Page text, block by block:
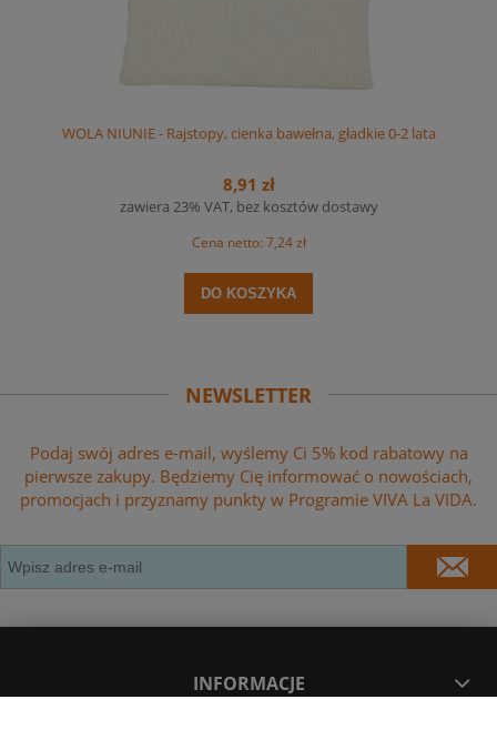
WOLA NIUNIE - Rajstopy, cienka bawełna, gładkie 0-2 lata
8,91 zł
zawiera 23% VAT, bez kosztów dostawy
Cena netto: 7,24 zł
DO KOSZYKA
NEWSLETTER
Podaj swój adres e-mail, wyślemy Ci 5% kod rabatowy na
pierwsze zakupy. Będziemy Cię informować o nowościach,
promocjach i przyznamy punkty w Programie VIVA La VIDA.
INFORMACJE